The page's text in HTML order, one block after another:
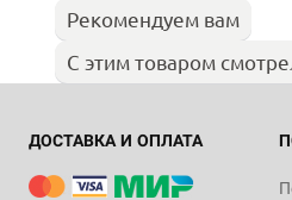
Рекомендуем вам
С этим товаром
ДОСТАВКА И ОПЛАТА